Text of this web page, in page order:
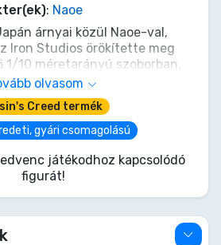
: Naoe
árnyai közül Naoe-val,
Iron Studios örökítette meg
1/10 méretarányú szoborban.
halálos
megbúvó néma
egy figura; ez a Krédó egy
polystone-ba öntött
hogy Naoe, a sötétség
az Assassin's
visszhangjaként.
olvasom
Creed termék
gyári csomagolású
játékodhoz kapcsolódó
figurát!